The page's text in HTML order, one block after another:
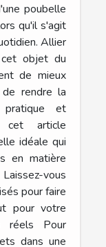
poubelle
qu'il s'agit
Allier
objet du
de mieux
de rendre la
et
cet article
idéale qui
en matière
vous
pour faire
pour votre
réels Pour
dans une